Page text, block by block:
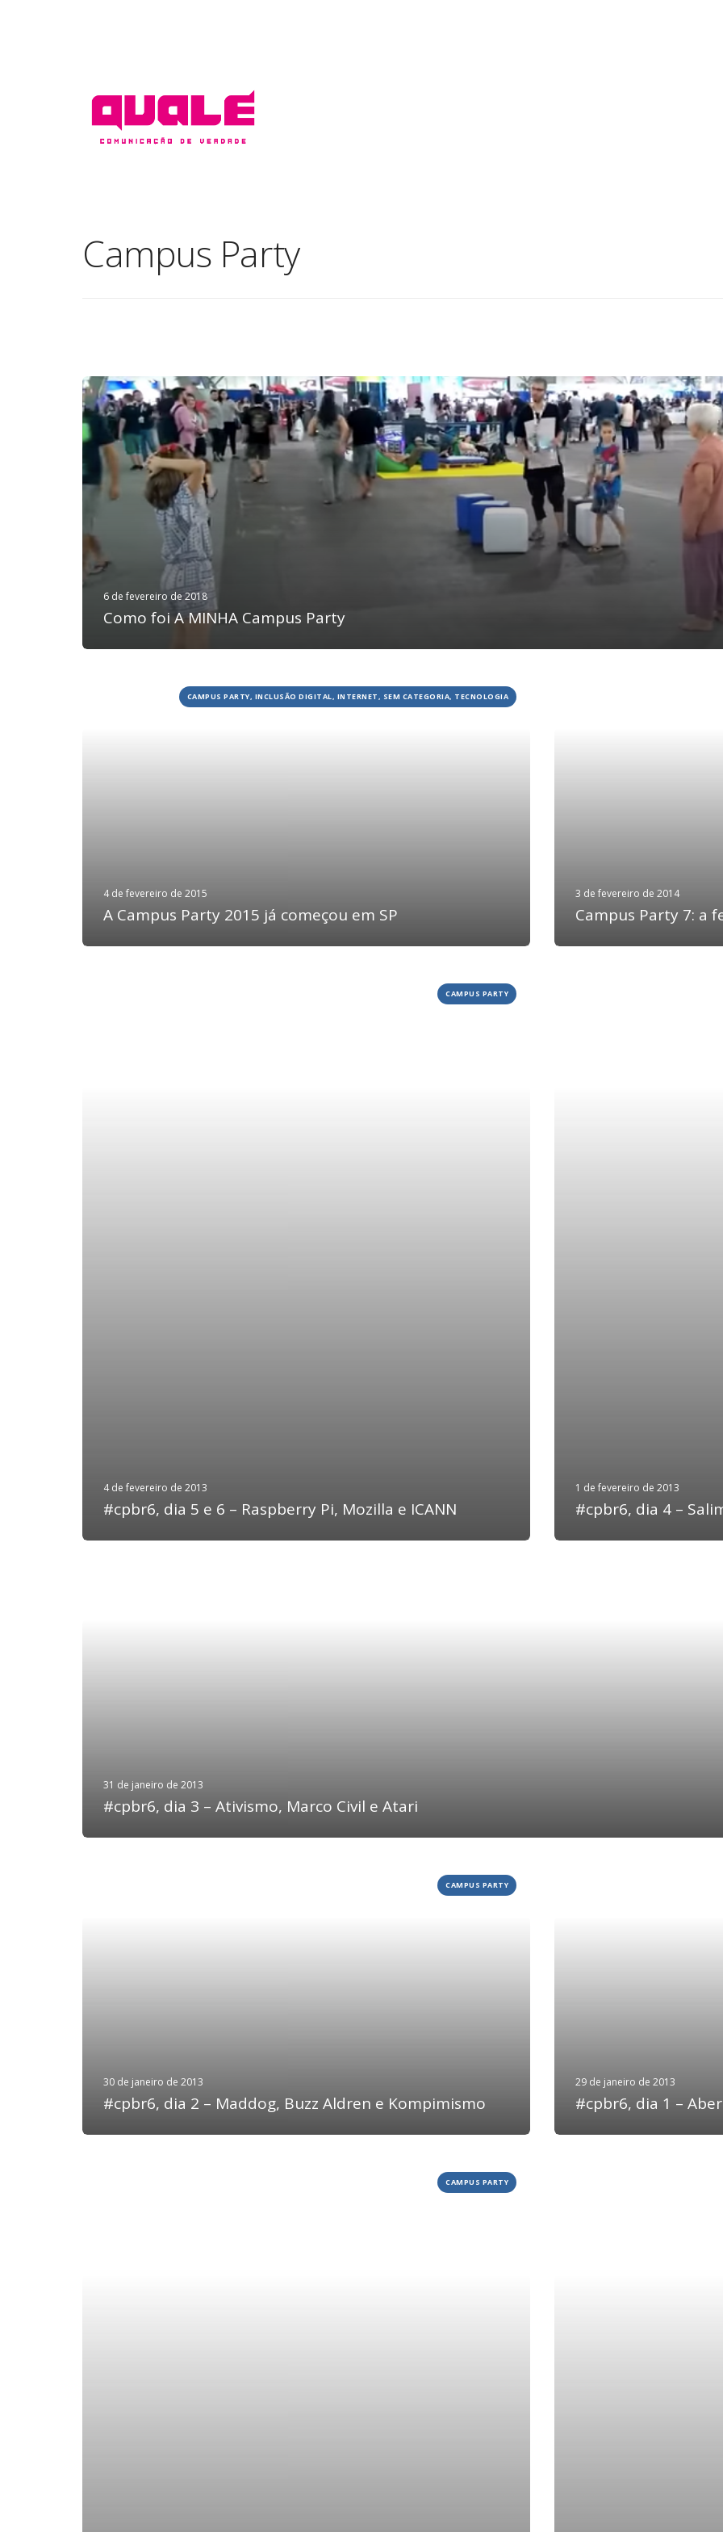
Campus Party
6 de fevereiro de 2018
Como foi A MINHA Campus Party
CAMPUS PARTY, INCLUSÃO DIGITAL, INTERNET, SEM CATEGORIA, TECNOLOGIA
4 de fevereiro de 2015
A Campus Party 2015 já começou em SP
3 de fevereiro de 2014
Campus Party 7: a
CAMPUS PARTY
4 de fevereiro de 2013
#cpbr6, dia 5 e 6 – Raspberry Pi, Mozilla e ICANN
1 de fevereiro de 2013
#cpbr6, dia 4 –
31 de janeiro de 2013
#cpbr6, dia 3 – Ativismo, Marco Civil e Atari
CAMPUS PARTY
30 de janeiro de 2013
#cpbr6, dia 2 – Maddog, Buzz Aldren e Kompimismo
29 de janeiro de 2013
#cpbr6, dia 1 –
CAMPUS PARTY